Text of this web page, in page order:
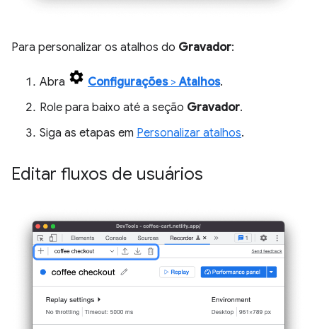
Para personalizar os atalhos do Gravador:
Abra Configurações>Atalhos.
Role para baixo até a seção Gravador.
Siga as etapas em Personalizar atalhos.
Editar fluxos de usuários